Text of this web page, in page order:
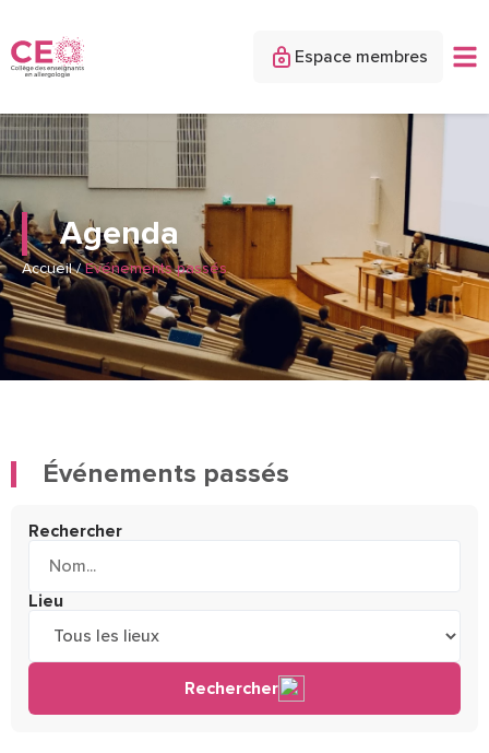
Espace membres
Agenda
Accueil/Evénements passés
Événements passés
Rechercher
Lieu